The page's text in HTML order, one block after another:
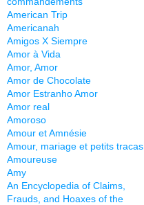
American Trip
Americanah
Amigos X Siempre
Amor à Vida
Amor, Amor
Amor de Chocolate
Amor Estranho Amor
Amor real
Amoroso
Amour et Amnésie
Amour, mariage et petits tracas
Amoureuse
Amy
An Encyclopedia of Claims,
Frauds, and Hoaxes of the